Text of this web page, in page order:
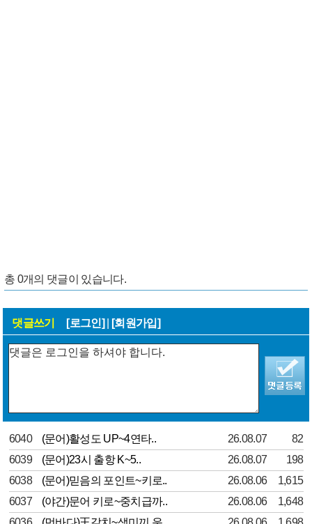
총 0개의 댓글이 있습니다.
댓글쓰기 [로그인] [회원가입]
6040 (문어)활성도 UP~4연타.. 26.08.07
82
6039
(문어)23시 출항 K~5.. 26.08.07
198
6038
(문어)믿음의 포인트~키로.. 26.08.06
1,615
6037
(야간)문어 키로~중치급까.. 26.08.06
1,648